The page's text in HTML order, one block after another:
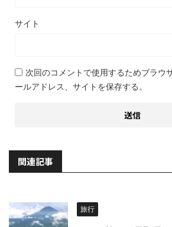
サイト
次回のコメントで使用するためブラウ
ールアドレス、サイトを保存する。
関連記事
旅行